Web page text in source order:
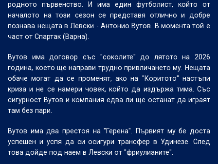
родното първенство. И има един футболист, който от
началото на този сезон се представя отлично и добре
познава нещата в Левски - Антонио Вутов. В момента той е
част от Спартак (Варна).
Вутов има договор със "соколите" до лятото на 2026
година, което ще направи трудно привличането му. Нещата
обаче могат да се променят, ако на "Коритото" настъпи
криза и не се намери човек, който да издържа тима. Със
сигурност Вутов и компания едва ли ще останат да играят
там без пари.
Вутов има два престоя на "Герена". Първият му бе доста
успешен и успя да си осигури трансфер в Удинезе. След
това дойде под наем в Левски от "фриулианите".